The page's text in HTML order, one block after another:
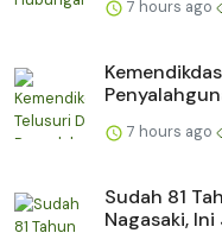
7 hours ago
7 hours ago
Sudah 81
Nagasaki, Ini